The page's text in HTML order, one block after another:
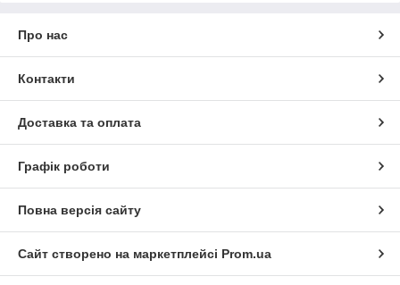
Про нас
Контакти
Доставка та оплата
Графік роботи
Повна версія сайту
Сайт створено на маркетплейсі Prom.ua